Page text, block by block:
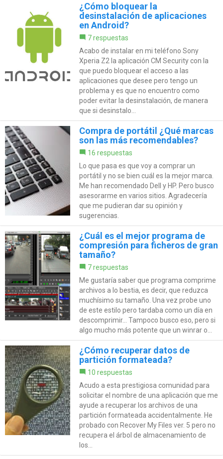
¿Cómo bloquear la
desinstalación de aplicaciones
en Android?
7 respuestas
Acabo de instalar en mi teléfono Sony
Xperia Z2 la aplicación CM Security con la
que puedo bloquear el acceso a las
aplicaciones que desee pero tengo un
problema y es que no encuentro como
poder evitar la desinstalación, de manera
que si desinstalo...
Compra de portátil ¿Qué marcas
son las más recomendables?
16 respuestas
Lo que pasa es que voy a comprar un
portátil y no se bien cuál es la mejor marca.
Me han recomendado Dell y HP. Pero busco
asesorarme en varios sitios. Agradecería
que me pudieran dar su opinión y
sugerencias.
¿Cuál es el mejor programa de
compresión para ficheros de gran
tamaño?
7 respuestas
Me gustaría saber que programa comprime
archivos a lo bestia, es decir, que reduzca
muchísimo su tamaño. Una vez probe uno
de este estilo pero tardaba como un día en
descomprimir... Tampoco busco eso, pero si
algo mucho más potente que un winrar o...
¿Cómo recuperar datos de
partición formateada?
10 respuestas
Acudo a esta prestigiosa comunidad para
solicitar el nombre de una aplicación que me
ayude a recuperar los archivos de una
partición formateada accidentalmente. He
probado con Recover My Files ver. 5 pero no
recupera el árbol de almacenamiento de
los...